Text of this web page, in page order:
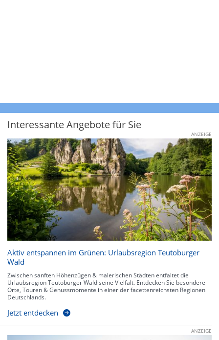
Interessante Angebote für Sie
ANZEIGE
Aktiv entspannen im Grünen: Urlaubsregion Teutoburger
Wald
Zwischen sanften Höhenzügen & malerischen Städten entfaltet die
Urlaubsregion Teutoburger Wald seine Vielfalt. Entdecken Sie besondere
Orte, Touren & Genussmomente in einer der facettenreichsten Regionen
Deutschlands.
Jetzt entdecken
ANZEIGE